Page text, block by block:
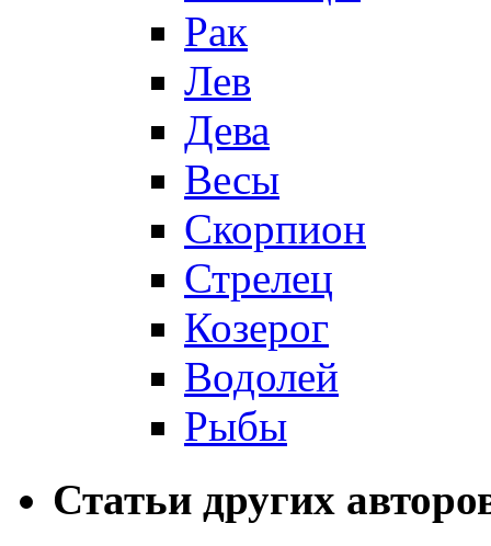
Рак
Лев
Дева
Весы
Скорпион
Стрелец
Козерог
Водолей
Рыбы
Статьи других